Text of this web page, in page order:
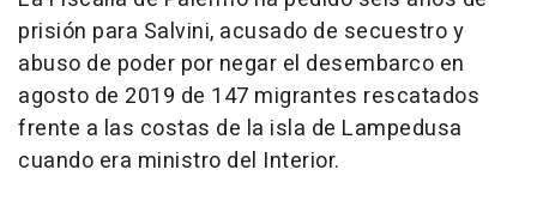
prisión para Salvini, acusado de secuestro y
abuso de poder por negar el desembarco en
agosto de 2019 de 147 migrantes rescatados
frente a las costas de la isla de Lampedusa
cuando era ministro del Interior.